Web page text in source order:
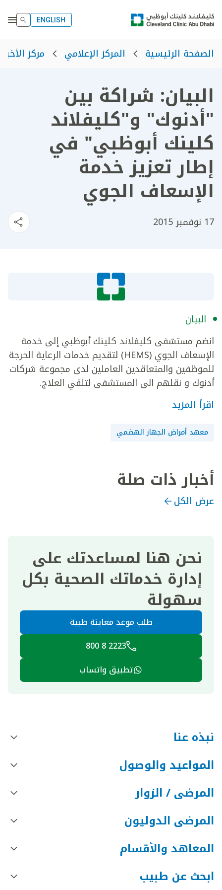
ENGLISH
الصفحة الرئيسية المركز الإعلامي مركز الأخبار
البيان: شراكة بين
"أدنوك" و"كليفلاند
كلينك أبوظبي" في
إطار تعزيز خدمة
الإسعاف الجوي
17 نوفمبر 2015
البيان
انضم مستشفى كليفلاند كلينك أبوظبي إلى خدمة
الإسعاف الجوي (HEMS) لتقديم خدمات الرعاية الحرجة
للموظفين والمتعاقدين العاملين لدى مجموعة شركات
أدنوك و نقلهم الى المستشفى لتلقي العلاج.
اقرأ المزيد
معهد أمراض الجهاز الهضمي
أخبار ذات صلة
عرض الكل
نحن هنا لمساعدتك على
إدارة خدماتك الصحية بكل
سهولة
طلب موعد معاينة طبية
2223 8 800
تطبيق واتساب
نبذه عنا
المواعيد والوصول
المرضى / الزوار
المرضى الدوليون
المعاهد والأقسام
ابحث عن طبيب